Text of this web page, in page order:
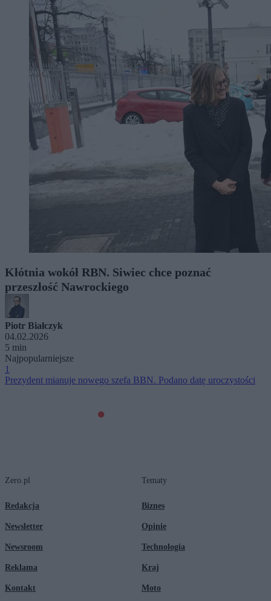
Kłótnia wokół RBN. Siwiec chce poznać
przeszłość Nawrockiego
Piotr Białczyk
04.02.2026
5 min
Najpopularniejsze
1
Prezydent mianuje nowego szefa BBN. Podano datę uroczystości
Zero.pl
Redakcja
Newsletter
Newsroom
Reklama
Kontakt
Tematy
Biznes
Opinie
Technologia
Kraj
Moto